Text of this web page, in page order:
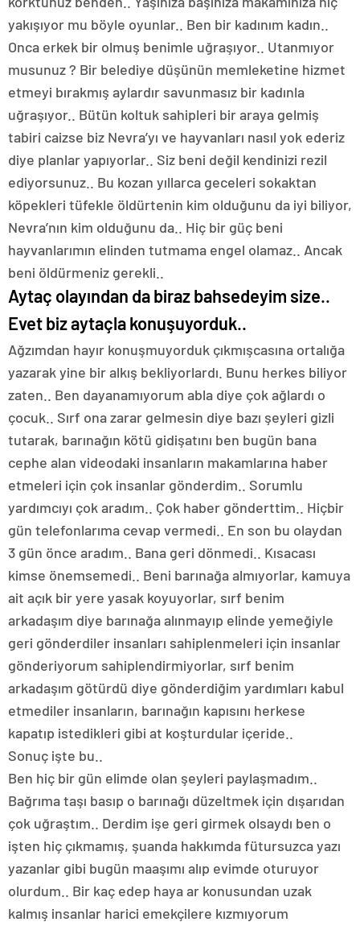
yakışıyor mu böyle oyunlar.. Ben bir kadınım kadın..
Onca erkek bir olmuş benimle uğraşıyor.. Utanmıyor
musunuz ? Bir belediye düşünün memleketine hizmet
etmeyi bırakmış aylardır savunmasız bir kadınla
uğraşıyor.. Bütün koltuk sahipleri bir araya gelmiş
tabiri caizse biz Nevra’yı ve hayvanları nasıl yok ederiz
diye planlar yapıyorlar.. Siz beni değil kendinizi rezil
ediyorsunuz.. Bu kozan yıllarca geceleri sokaktan
köpekleri tüfekle öldürtenin kim olduğunu da iyi biliyor,
Nevra’nın kim olduğunu da.. Hiç bir güç beni
hayvanlarımın elinden tutmama engel olamaz.. Ancak
beni öldürmeniz gerekli..
Aytaç olayından da biraz bahsedeyim size..
Evet biz aytaçla konuşuyorduk..
Ağzımdan hayır konuşmuyorduk çıkmışcasına ortalığa
yazarak yine bir alkış bekliyorlardı. Bunu herkes biliyor
zaten.. Ben dayanamıyorum abla diye çok ağlardı o
çocuk.. Sırf ona zarar gelmesin diye bazı şeyleri gizli
tutarak, barınağın kötü gidişatını ben bugün bana
cephe alan videodaki insanların makamlarına haber
etmeleri için çok insanlar gönderdim.. Sorumlu
yardımcıyı çok aradım.. Çok haber gönderttim.. Hiçbir
gün telefonlarıma cevap vermedi.. En son bu olaydan
3 gün önce aradım.. Bana geri dönmedi.. Kısacası
kimse önemsemedi.. Beni barınağa almıyorlar, kamuya
ait açık bir yere yasak koyuyorlar, sırf benim
arkadaşım diye barınağa alınmayıp elinde yemeğiyle
geri gönderdiler insanları sahiplenmeleri için insanlar
gönderiyorum sahiplendirmiyorlar, sırf benim
arkadaşım götürdü diye gönderdiğim yardımları kabul
etmediler insanların, barınağın kapısını herkese
kapatıp istedikleri gibi at koşturdular içeride..
Sonuç işte bu..
Ben hiç bir gün elimde olan şeyleri paylaşmadım..
Bağrıma taşı basıp o barınağı düzeltmek için dışarıdan
çok uğraştım.. Derdim işe geri girmek olsaydı ben o
işten hiç çıkmamış, şuanda hakkımda fütursuzca yazı
yazanlar gibi bugün maaşımı alıp evimde oturuyor
olurdum.. Bir kaç edep haya ar konusundan uzak
kalmış insanlar harici emekçilere kızmıyorum